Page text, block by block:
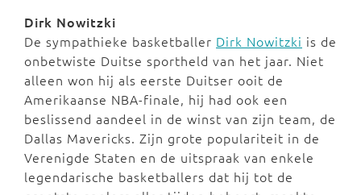
Dirk Nowitzki
De sympathieke basketballer Dirk Nowitzki is de
onbetwiste Duitse sportheld van het jaar. Niet
alleen won hij als eerste Duitser ooit de
Amerikaanse NBA-finale, hij had ook een
beslissend aandeel in de winst van zijn team, de
Dallas Mavericks. Zijn grote populariteit in de
Verenigde Staten en de uitspraak van enkele
legendarische basketballers dat hij tot de